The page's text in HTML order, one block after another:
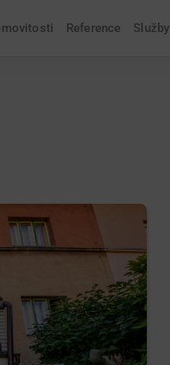
Reference Služby